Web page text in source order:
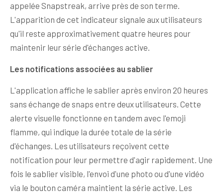
appelée Snapstreak, arrive près de son terme.
L'apparition de cet indicateur signale aux utilisateurs
qu'il reste approximativement quatre heures pour
maintenir leur série d'échanges active.
Les notifications associées au sablier
L'application affiche le sablier après environ 20 heures
sans échange de snaps entre deux utilisateurs. Cette
alerte visuelle fonctionne en tandem avec l'emoji
flamme, qui indique la durée totale de la série
d'échanges. Les utilisateurs reçoivent cette
notification pour leur permettre d'agir rapidement. Une
fois le sablier visible, l'envoi d'une photo ou d'une vidéo
via le bouton caméra maintient la série active. Les